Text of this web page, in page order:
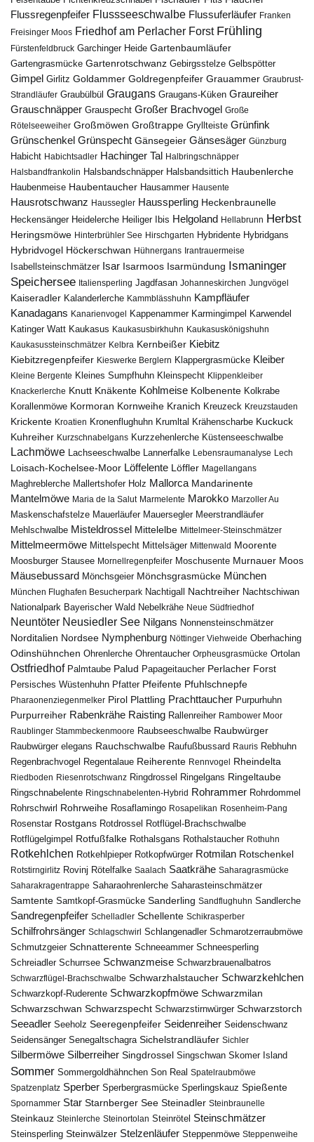
Flussregenpfeifer Flussseeschwalbe Flussuferläufer Franken
Freisinger Moos Friedhof am Perlacher Forst Frühling
Fürstenfeldbruck Garchinger Heide Gartenbaumläufer
Gartengrasmücke Gartenrotschwanz Gebirgsstelze Gelbspötter
Gimpel Girlitz Goldammer Goldregenpfeifer Grauammer Graubrust-
Strandläufer Graubülbül Graugans Graugans-Küken Graureiher
Grauschnäpper Grauspecht Großer Brachvogel Große
Rötelseeweiher Großmöwen Großtrappe Gryllteiste Grünfink
Grünschenkel Grünspecht Gänsegeier Gänsesäger Günzburg
Habicht Habichtsadler Hachinger Tal Halbringschnäpper
Halsbandfrankolin Halsbandschnäpper Halsbandsittich Haubenlerche
Haubenmeise Haubentaucher Hausammer Hausente
Hausrotschwanz Haussegler Haussperling Heckenbraunelle
Heckensänger Heidelerche Heiliger Ibis Helgoland Hellabrunn Herbst
Heringsmöwe Hinterbrühler See Hirschgarten Hybridente Hybridgans
Hybridvogel Höckerschwan Hühnergans Irantrauermeise
Isabellsteinschmätzer Isar Isarmoos Isarmündung Ismaninger
Speichersee Italiensperling Jagdfasan Johanneskirchen Jungvögel
Kaiseradler Kalanderlerche Kammblässhuhn Kampfläufer
Kanadagans Kanarienvogel Kappenammer Karmingimpel Karwendel
Katinger Watt Kaukasus Kaukasusbirkhuhn Kaukasuskönigshuhn
Kaukasussteinschmätzer Kelbra Kernbeißer Kiebitz
Kiebitzregenpfeifer Kieswerke Berglern Klappergrasmücke Kleiber
Kleine Bergente Kleines Sumpfhuhn Kleinspecht Klippenkleiber
Knackerlerche Knutt Knäkente Kohlmeise Kolbenente Kolkrabe
Korallenmöwe Kormoran Kornweihe Kranich Kreuzeck Kreuzstauden
Krickente Kroatien Kronenflughuhn Krumltal Krähenscharbe Kuckuck
Kuhreiher Kurzschnabelgans Kurzzehenlerche Küstenseeschwalbe
Lachmöwe Lachseeschwalbe Lannerfalke Lebensraumanalyse Lech
Loisach-Kochelsee-Moor Löffelente Löffler Magellangans
Maghreblerche Mallertshofer Holz Mallorca Mandarinente
Mantelmöwe Maria de la Salut Marmelente Marokko Marzoller Au
Maskenschafstelze Mauerläufer Mauersegler Meerstrandläufer
Mehlschwalbe Misteldrossel Mittelelbe Mittelmeer-Steinschmätzer
Mittelmeermöwe Mittelspecht Mittelsäger Mittenwald Moorente
Moosburger Stausee Mornellregenpfeifer Moschusente Murnauer Moos
Mäusebussard Mönchsgeier Mönchsgrasmücke München
München Flughafen Besucherpark Nachtigall Nachtreiher Nachtschiwan
Nationalpark Bayerischer Wald Nebelkrähe Neue Südfriedhof
Neuntöter Neusiedler See Nilgans Nonnensteinschmätzer
Norditalien Nordsee Nymphenburg Nöttinger Viehweide Oberhaching
Odinshühnchen Ohrenlerche Ohrentaucher Orpheusgrasmücke Ortolan
Ostfriedhof Palmtaube Palud Papageitaucher Perlacher Forst
Persisches Wüstenhuhn Pfatter Pfeifente Pfuhlschnepfe
Pharaonenziegenmelker Pirol Plattling Prachttaucher Purpurhuhn
Purpurreiher Rabenkrähe Raisting Rallenreiher Rambower Moor
Raublinger Stammbeckenmoore Raubseeschwalbe Raubwürger
Raubwürger elegans Rauchschwalbe Raufußbussard Rauris Rebhuhn
Regenbrachvogel Regentalaue Reiherente Rennvogel Rheindelta
Riedboden Riesenrotschwanz Ringdrossel Ringelgans Ringeltaube
Ringschnabelente Ringschnabelenten-Hybrid Rohrammer Rohrdommel
Rohrschwirl Rohrweihe Rosaflamingo Rosapelikan Rosenheim-Pang
Rosenstar Rostgans Rotdrossel
Rotflügel-Brachschwalbe
Rotflügelgimpel Rotfußfalke Rothalsgans Rothalstaucher Rothuhn
Rotkehlchen Rotkehlpieper Rotkopfwürger Rotmilan Rotschenkel
Rotstirngirlitz Rovinj Rötelfalke Saalach Saatkrähe Saharagrasmücke
Saharakragentrappe Saharaohrenlerche Saharasteinschmätzer
Samtente Samtkopf-Grasmücke Sanderling Sandflughuhn Sandlerche
Sandregenpfeifer Schelladler Schellente Schikrasperber
Schilfrohrsänger Schlagschwirl Schlangenadler Schmarotzerraubmöwe
Schmutzgeier Schnatterente Schneeammer Schneesperling
Schreiadler Schurrsee Schwanzmeise Schwarzbrauenalbatros
Schwarzflügel-Brachschwalbe Schwarzhalstaucher Schwarzkehlchen
Schwarzkopf-Ruderente Schwarzkopfmöwe Schwarzmilan
Schwarzschwan Schwarzspecht Schwarzstirnwürger Schwarzstorch
Seeadler Seeholz Seeregenpfeifer Seidenreiher Seidenschwanz
Seidensänger Senegaltschagra Sichelstrandläufer Sichler
Silbermöwe Silberreiher Singdrossel Singschwan Skomer Island
Sommer Sommergoldhähnchen Son Real Spatelraubmöwe
Spatzenplatz Sperber Sperbergrasmücke Sperlingskauz Spießente
Spornammer Star Starnberger See Steinadler Steinbraunelle
Steinkauz Steinlerche Steinortolan Steinrötel Steinschmätzer
Steinsperling Steinwälzer Stelzenläufer Steppenmöwe Steppenweihe